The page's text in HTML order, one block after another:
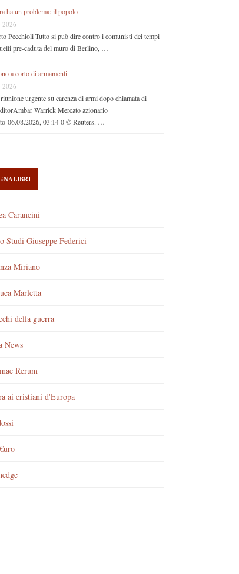
ha un problema: il popolo
2026
Pecchioli Tutto si può dire contro i comunisti dei tempi
pre-caduta del muro di Berlino, …
a corto di armamenti
2026
urgente su carenza di armi dopo chiamata di
Warrick Mercato azionario
06.08.2026, 03:14 0 © Reuters. …
Carancini
Studi Giuseppe Federici
Miriano
Marletta
della guerra
News
Rerum
ai cristiani d'Europa